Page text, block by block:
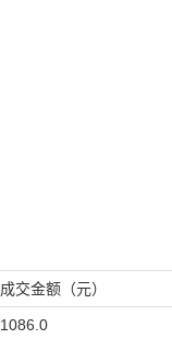
成交金额（元）
1086.0